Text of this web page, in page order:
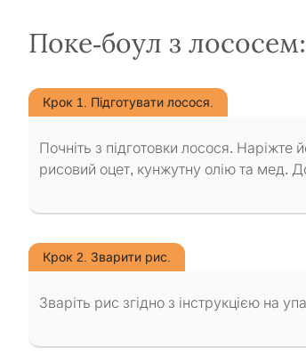
Поке-боул з
Крок 1. Підготувати лосося.
Почніть з підготовки лосося. Наріжте
рисовий оцет, кунжутну олію та мед.
Крок 2. Зварити рис.
Зваріть рис згідно з інструкцією на